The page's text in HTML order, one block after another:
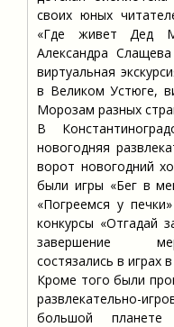
своих юных
«Где живет Дед
Александра
виртуальная
в Великом Устюге,
Морозам разных
В
новогодняя
ворот новогодний
были игры «Бег в
«Погреемся у
конкурсы «Отгадай
завершение
состязались в
Кроме того были
развлекательно-
большой